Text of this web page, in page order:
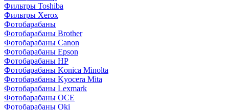
Фильтры Toshiba
Фильтры Xerox
Фотобарабаны
Фотобарабаны Brother
Фотобарабаны Canon
Фотобарабаны Epson
Фотобарабаны HP
Фотобарабаны Konica Minolta
Фотобарабаны Kyocera Mita
Фотобарабаны Lexmark
Фотобарабаны OCE
Фотобарабаны Oki